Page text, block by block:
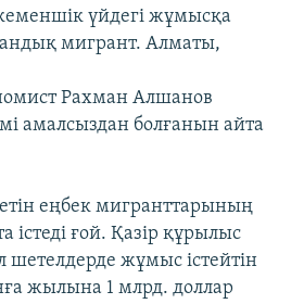
үйдегі жұмысқа
мигрант. Алматы,
Рахман Алшанов
амалсыздан болғанын айта
еңбек мигранттарының
істеді ғой. Қазір құрылыс
шетелдерде жұмыс істейтін
жылына 1 млрд. доллар